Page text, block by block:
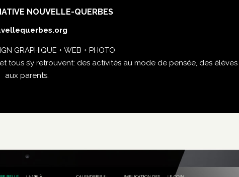
NOUVELLE-QUERBES
GRAPHIQUE + WEB + PHOTO
s’y retrouvent: des activités au mode de pensée, des élèves
aux parents.